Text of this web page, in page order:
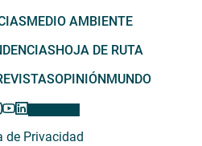
MEDIO AMBIENTE
HOJA DE RUTA
OPINIÓNMUNDO
de Privacidad